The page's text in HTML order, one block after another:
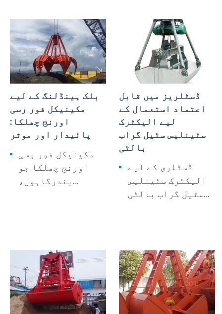
الیکٹرک مونوریل
گراب بالٹی۔ فضلہ
کو ٹھکانے لگانے،
بائیو پاور
جنریشن، کول
واشنگ، سلیگ
ہٹانا۔
بلک ہینڈلنگ کے لیے
مکینیکل فور رسی
اورنج چھلکا:
پائیدار اور موثر
مکینیکل فور رسی
اورنج چھلکا جو
بندرگاہوں،
کی ٹوکری، اور
مواد کے بڑے ٹکڑے
پکڑو.
ڈسٹلریز میں قابل
اعتماد استعمال کے
لیے الیکٹرک
سٹینلیس سٹیل گراب
بالٹی
ڈسٹلری کے لیے
الیکٹرک سٹینلیس
سٹیل گراب بالٹی